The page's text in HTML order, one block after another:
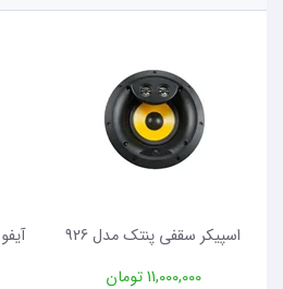
اسپیکر سقفی پنتک مدل 926
11,000,000 تومان